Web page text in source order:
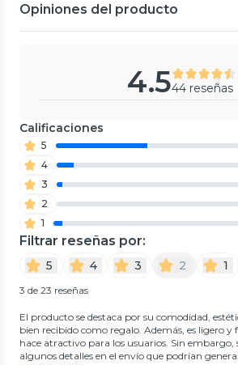
Opiniones del producto
4.544 reseñas
Calificaciones
5
4
3
2
1
Filtrar reseñas por:
5 4 3 2 1
3 de 23 reseñas
El producto se destaca por su comodidad,
bien recibido como regalo. Además, es ligero y
hace atractivo para los usuarios. Sin embargo,
algunos detalles en el envío que podrían